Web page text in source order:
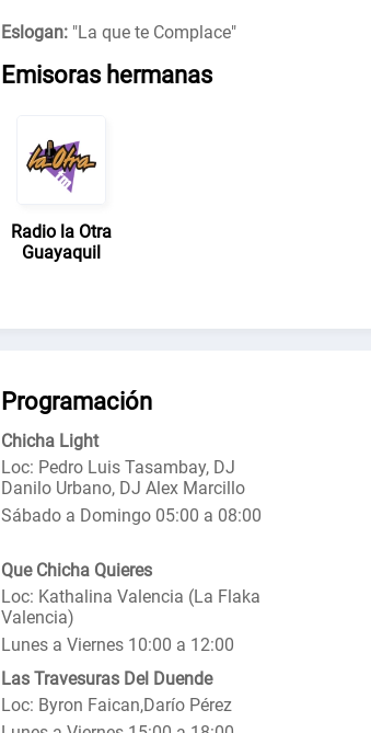
Eslogan: "La que te Complace"
Emisoras hermanas
Radio la Otra
Guayaquil
Programación
Chicha Light
Loc: Pedro Luis Tasambay, DJ
Danilo Urbano, DJ Alex Marcillo
Sábado a Domingo 05:00 a 08:00
Que Chicha Quieres
Loc: Kathalina Valencia (La Flaka
Valencia)
Lunes a Viernes 10:00 a 12:00
Las Travesuras Del Duende
Loc: Byron Faican,Darío Pérez